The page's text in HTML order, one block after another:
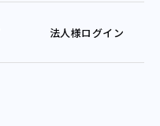
法人様ログイン